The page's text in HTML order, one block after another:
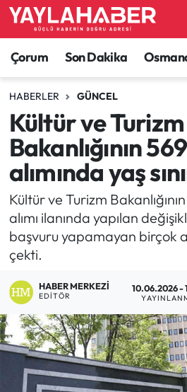
Çorum Son Dakika
HABERLER GÜNCEL
Kültür ve Turizm
Bakanlığının
alımında yaş
Kültür ve Turizm
alımı ilanında yapılan
başvuru yapamayan birçok
çekti.
HABER MERKEZI
EDITÖR
10.06.2026 -
Alaca Haberleri
Bayat Haberleri
Bilgi - Keşfet Haberleri
Bilim ve Teknoloji
Boğazkale Haberleri
Çorum Haberleri
Eğitim
Ekonomi
Çorum Nöbetçi Eczaneler
Çorum Hava Durumu
Çorum Namaz Vakitleri
Çorum Trafik Yoğunluk
TFF 1.Lig Puan Durumu ve
Tüm Manşetler